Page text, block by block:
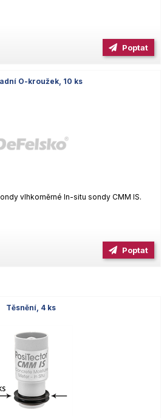
Poptat
O-kroužek, 10 ks
vlhkoměrné In-situ sondy CMM IS.
Poptat
Těsnění, 4 ks